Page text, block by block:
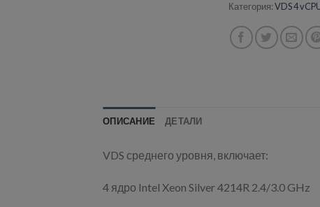
Категория:VDS 4
ОПИСАНИЕ ДЕТАЛИ
VDS среднего уровня, включает:
4 ядро Intel Xeon Silver 4214R 2.4/3.0 GHz